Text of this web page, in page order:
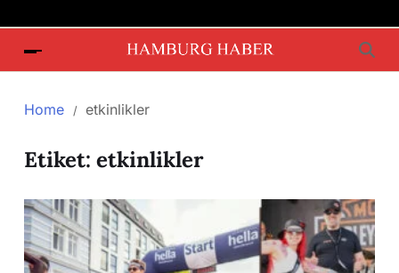
Home etkinlikler
Etiket: etkinlikler